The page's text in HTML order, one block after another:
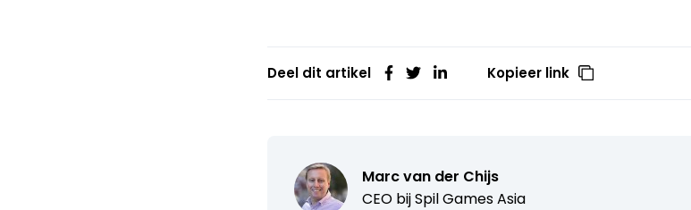
Deel dit artikel Kopieer link
Marc van der Chijs
CEO bijSpil Games Asia